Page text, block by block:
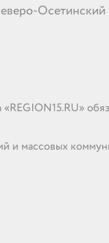
и массовых